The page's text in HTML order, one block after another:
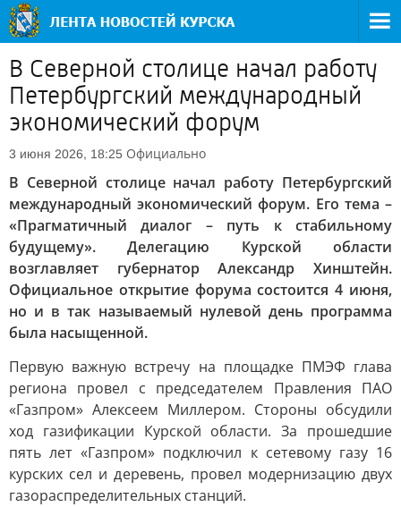
В Северной столице начал работу
Петербургский международный
экономический форум
3 июня 2026, 18:25 Официально
В Северной столице начал работу Петербургский
международный экономический форум. Его тема –
«Прагматичный диалог – путь к стабильному
будущему». Делегацию Курской области
возглавляет губернатор Александр Хинштейн.
Официальное открытие форума состоится 4 июня,
но и в так называемый нулевой день программа
была насыщенной.
Первую важную встречу на площадке ПМЭФ глава
региона провел с председателем Правления ПАО
«Газпром» Алексеем Миллером. Стороны обсудили
ход газификации Курской области. За прошедшие
пять лет «Газпром» подключил к сетевому газу 16
курских сел и деревень, провел модернизацию двух
газораспределительных станций.